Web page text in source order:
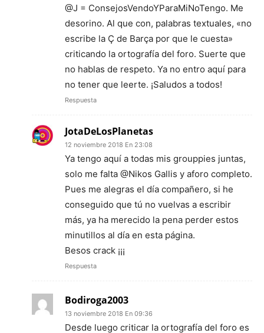
@J = ConsejosVendoYParaMiNoTengo. Me
desorino. Al que con, palabras textuales, «no
escribe la Ç de Barça por que le cuesta»
criticando la ortografía del foro. Suerte que
no hablas de respeto. Ya no entro aquí para
no tener que leerte. ¡Saludos a todos!
Respuesta
JotaDeLosPlanetas
12 noviembre 2018 En 23:08
Ya tengo aquí a todas mis grouppies juntas,
solo me falta @Nikos Gallis y aforo completo.
Pues me alegras el día compañero, si he
conseguido que tú no vuelvas a escribir
más, ya ha merecido la pena perder estos
minutillos al día en esta página.
Besos crack ¡¡¡
Respuesta
Bodiroga2003
13 noviembre 2018 En 09:36
Desde luego criticar la ortografía del foro es